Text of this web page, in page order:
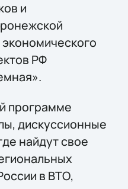
и
РФ
программе
дискуссионные
найдут свое
в ВТО,